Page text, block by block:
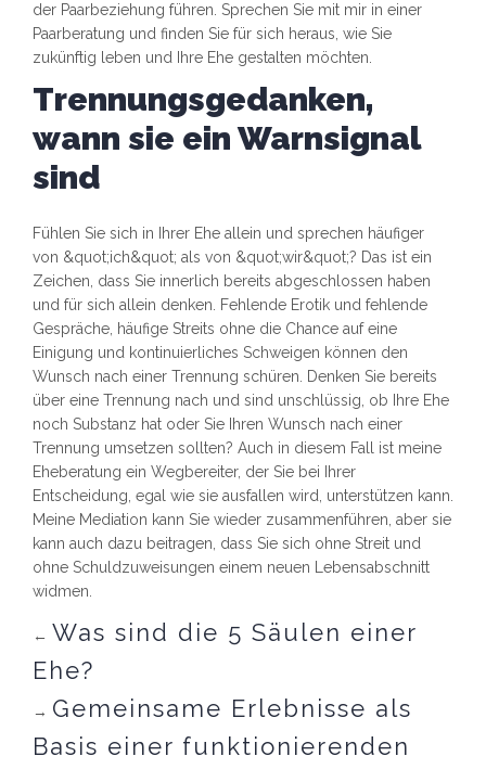
der Paarbeziehung führen. Sprechen Sie mit mir in einer
Paarberatung und finden Sie für sich heraus, wie Sie
zukünftig leben und Ihre Ehe gestalten möchten.
Trennungsgedanken,
wann sie ein Warnsignal
sind
Fühlen Sie sich in Ihrer Ehe allein und sprechen häufiger
von &quot;ich&quot; als von &quot;wir&quot;? Das ist ein
Zeichen, dass Sie innerlich bereits abgeschlossen haben
und für sich allein denken. Fehlende Erotik und fehlende
Gespräche, häufige Streits ohne die Chance auf eine
Einigung und kontinuierliches Schweigen können den
Wunsch nach einer Trennung schüren. Denken Sie bereits
über eine Trennung nach und sind unschlüssig, ob Ihre Ehe
noch Substanz hat oder Sie Ihren Wunsch nach einer
Trennung umsetzen sollten? Auch in diesem Fall ist meine
Eheberatung ein Wegbereiter, der Sie bei Ihrer
Entscheidung, egal wie sie ausfallen wird, unterstützen kann.
Meine Mediation kann Sie wieder zusammenführen, aber sie
kann auch dazu beitragen, dass Sie sich ohne Streit und
ohne Schuldzuweisungen einem neuen Lebensabschnitt
widmen.
← Was sind die 5 Säulen einer
Ehe?
→ Gemeinsame Erlebnisse als
Basis einer funktionierenden